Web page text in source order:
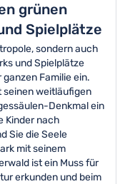
grünen
Spielplätze
sondern auch
und Spielplätze
Familie ein.
seinen weitläufigen
Denkmal ein
Kinder nach
Sie die Seele
mit seinem
ist ein Muss für
erkunden und beim